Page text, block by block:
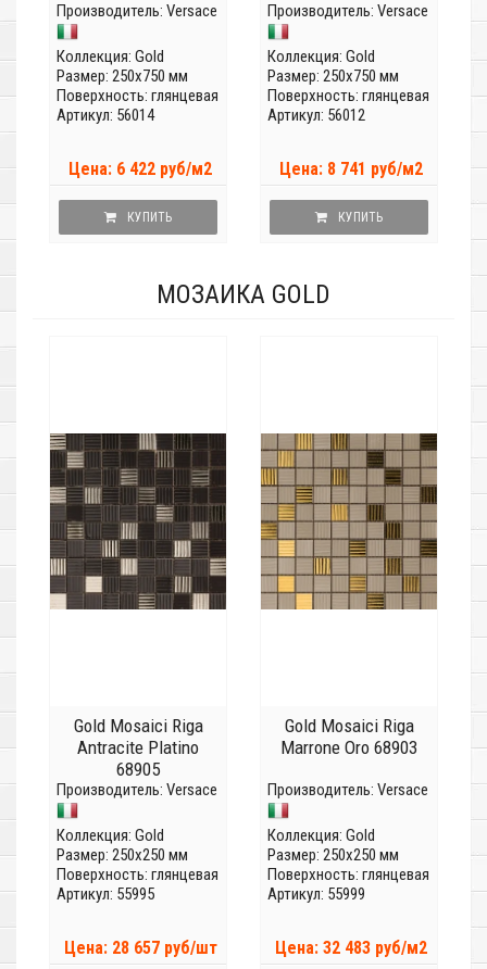
Производитель: Versace
Коллекция: Gold
Размер: 250x750 мм
Поверхность: глянцевая
Артикул: 56014
Цена: 6 422 руб/м2
КУПИТЬ
Производитель: Versace
Коллекция: Gold
Размер: 250x750 мм
Поверхность: глянцевая
Артикул: 56012
Цена: 8 741 руб/м2
КУПИТЬ
МОЗАИКА GOLD
Gold Mosaici Riga
Antracite Platino
68905
Производитель: Versace
Коллекция: Gold
Размер: 250x250 мм
Поверхность: глянцевая
Артикул: 55995
Цена: 28 657 руб/шт
Gold Mosaici Riga
Marrone Oro 68903
Производитель: Versace
Коллекция: Gold
Размер: 250x250 мм
Поверхность: глянцевая
Артикул: 55999
Цена: 32 483 руб/м2